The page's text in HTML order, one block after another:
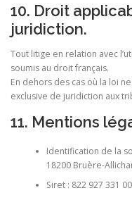
10. Droit
juridiction.
Tout litige en relation avec
soumis au droit français.
En dehors des cas où la loi
exclusive de juridiction aux
11. Mentions
Identification de la
18200 Bruère-
Siret : 822 927 331